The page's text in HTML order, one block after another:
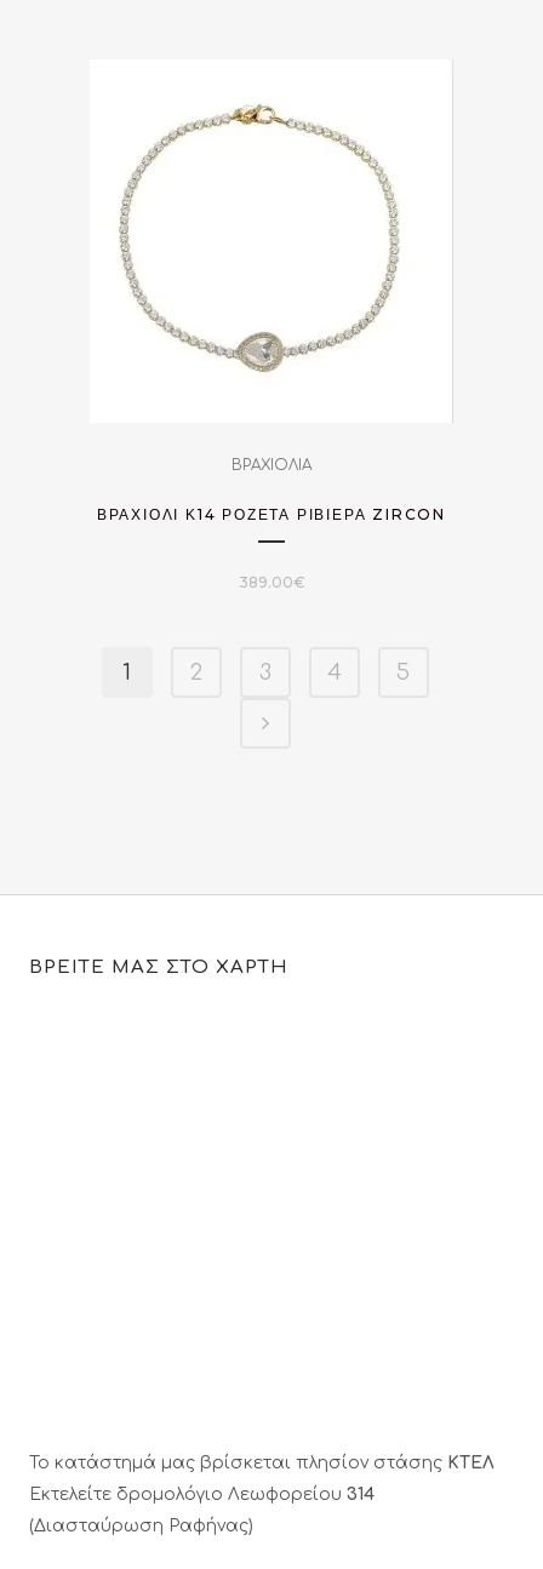
ΒΡΑΧΙΟΛΙΑ
ΒΡΑΧΙΌΛΙ Κ14 ΡΟΖΈΤΑ ΡΙΒΙΈΡΑ ZIRCON
389.00€
1 2 3 4 5
ΒΡΕΙΤΕ ΜΑΣ ΣΤΟ ΧΑΡΤΗ
Το κατάστημά μας βρίσκεται πλησίον στάσης ΚΤΕΛ
Εκτελείτε δρομολόγιο Λεωφορείου 314
(Διασταύρωση Ραφήνας)